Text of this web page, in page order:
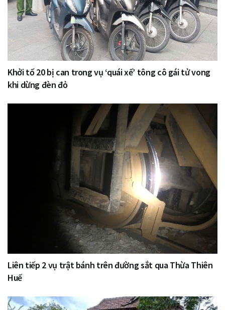
Khởi tố 20 bị can trong vụ ‘quái xế’ tông cô gái tử vong
khi dừng đèn đỏ
Liên tiếp 2 vụ trật bánh trên đường sắt qua Thừa Thiên
Huế